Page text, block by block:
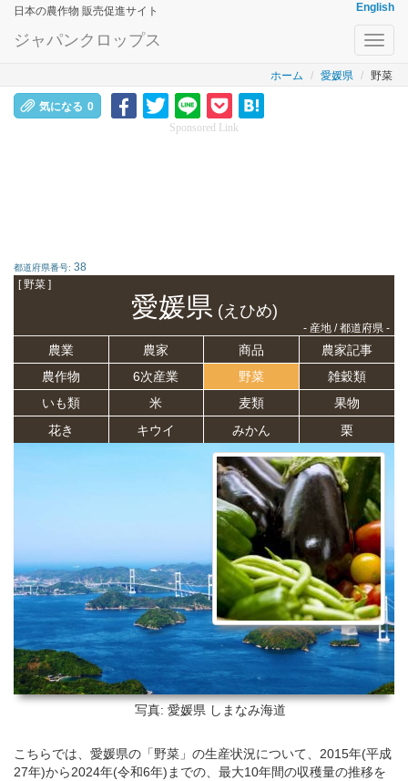
日本の農作物 販売促進サイト English
ジャパンクロップス
ホーム 愛媛県 野菜
気になる 0
Sponsored Link
都道府県番号: 38
[ 野菜 ]
愛媛県(えひめ)
- 産地 / 都道府県 -
農業 農家 商品
農家記事
農作物
6次産業 野菜
雑穀類
いも類
米 麦類
果物
花き
キウイ みかん 栗
写真: 愛媛県 しまなみ海道
こちらでは、愛媛県の「野菜」の生産状況について、2015年(平成
27年)から2024年(令和6年)までの、最大10年間の収穫量の推移を